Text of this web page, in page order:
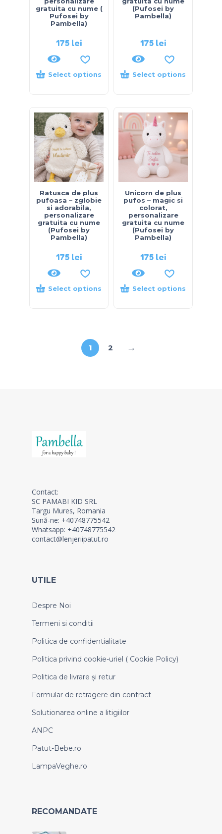
gratuita cu nume (
Pufosei by
Pambella)
175 lei
Select options
(Pufosei by
Pambella)
175 lei
Select options
Ratusca de plus
pufoasa – zglobie
si adorabila,
personalizare
gratuita cu nume
(Pufosei by
Pambella)
175 lei
Select options
Unicorn de plus
pufos – magic si
colorat,
personalizare
gratuita cu nume
(Pufosei by
Pambella)
175 lei
Select options
1 2 →
Contact:
SC PAMABI KID SRL
Targu Mures, Romania
Sună-ne: +40748775542
Whatsapp: +40748775542
contact@lenjeriipatut.ro
UTILE
Despre Noi
Termeni si conditii
Politica de confidentialitate
Politica privind cookie-uriel ( Cookie Policy)
Politica de livrare și retur
Formular de retragere din contract
Solutionarea online a litigiilor
ANPC
Patut-Bebe.ro
LampaVeghe.ro
RECOMANDATE